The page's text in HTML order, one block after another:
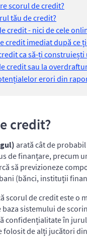
scorul de credit?
tău de credit?
credit - nici de cele
credit imediat după ce
ca să-ți
credit sau la
erori din
credit?
arată cât de
de finanțare, precum
să previzioneze
(bănci, instituții
scorul de credit este o
sistemului de
confidențialitate în
folosit de alți jucători